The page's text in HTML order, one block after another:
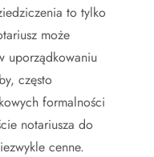
to tylko
może
uporządkowaniu
często
formalności
notariusza do
cenne.